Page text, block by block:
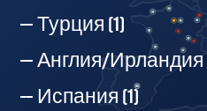
Турция (1)
Англия/Ирландия
Испания (1)